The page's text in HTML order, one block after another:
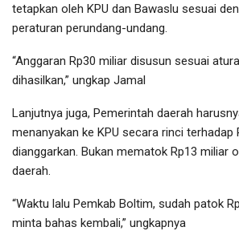
tetapkan oleh KPU dan Bawaslu sesuai
peraturan perundang-undang.
“Anggaran Rp30 miliar disusun sesuai
dihasilkan,” ungkap Jamal
Lanjutnya juga, Pemerintah daerah
menanyakan ke KPU secara rinci terhadap
dianggarkan. Bukan mematok Rp13 miliar
daerah.
“Waktu lalu Pemkab Boltim, sudah patok
minta bahas kembali,” ungkapnya